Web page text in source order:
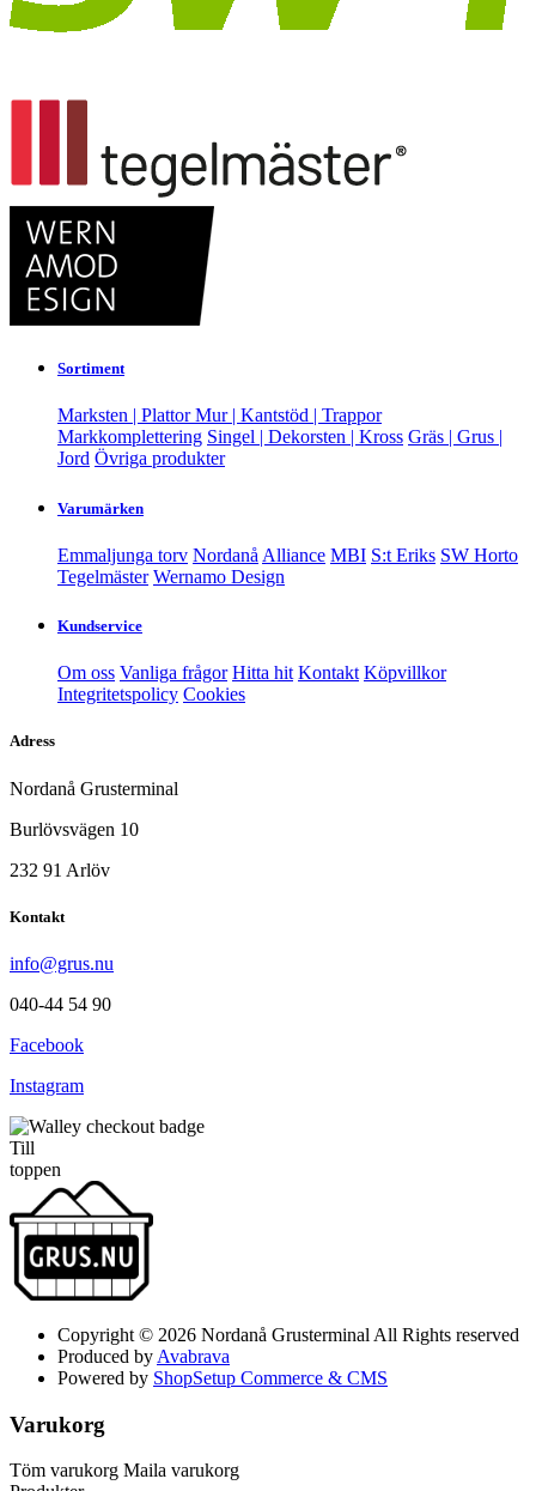
Sortiment
Marksten | PlattorMur | Kantstöd | Trappor
Markkomplettering Singel | Dekorsten | Kross Gräs | Grus |
Jord Övriga produkter
Varumärken
Emmaljunga torv Nordanå Alliance MBI S:t Eriks SW Horto
Tegelmäster Wernamo Design
Kundservice
Om oss Vanliga frågor Hitta hit Kontakt Köpvillkor
Integritetspolicy Cookies
Adress
Nordanå Grusterminal
Burlövsvägen 10
232 91 Arlöv
Kontakt
info@grus.nu
040-44 54 90
Facebook
Instagram
Till
toppen
Copyright © 2026 Nordanå Grusterminal All Rights reserved
Produced by Avabrava
Powered by ShopSetup Commerce & CMS
Varukorg
Töm varukorg Maila varukorg